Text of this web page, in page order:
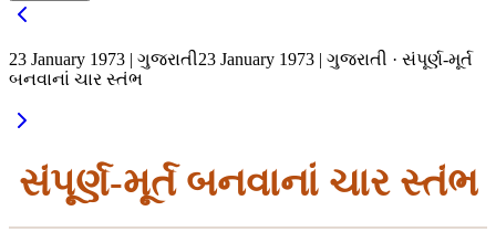
23 January 1973 | ગુજરાતી23 January 1973 | ગુજરાતી · સંપૂર્ણ-મૂર્ત
બનવાનાં ચાર સ્તંભ
સંપૂર્ણ-મૂર્ત બનવાનાં ચાર સ્તંભ